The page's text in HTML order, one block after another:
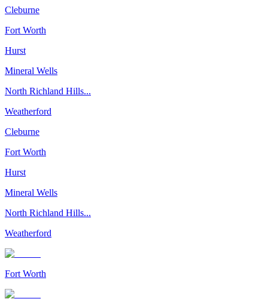
Cleburne
Fort Worth
Hurst
Mineral Wells
North Richland Hills...
Weatherford
Cleburne
Fort Worth
Hurst
Mineral Wells
North Richland Hills...
Weatherford
Fort Worth